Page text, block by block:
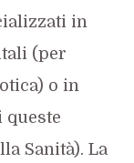
in
(per
o in
Sanità). La